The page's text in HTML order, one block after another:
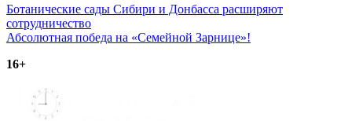
Навигация
по
Ботанические сады Сибири и Донбасса расширяют
сотрудничество
Абсолютная победа на «Семейной Зарнице»!
16+